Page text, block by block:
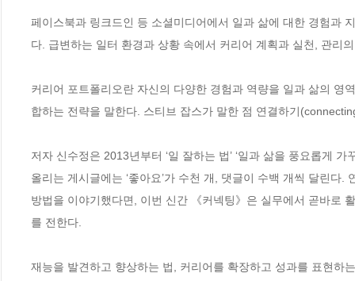
페이스북과 링크드인 등 소셜미디어에서 일과 삶에 대한 경험과
다. 급변하는 일터 환경과 상황 속에서 커리어 계획과 실천, 관리
커리어 포트폴리오란 자신의 다양한 경험과 역량을 일과 삶의
합하는 전략을 말한다. 스티브 잡스가 말한 점 연결하기
저자 신수정은 2013년부터 ‘일 잘하는 법’ ‘일과 삶을 풍요롭게
올리는 게시글에는 ‘좋아요’가 수천 개, 댓글이 수백 개씩 달린
방법을 이야기했다면, 이번 신간 《커넥팅》은 실무에서 곧바로
를 전한다.
재능을 발견하고 향상하는 법, 커리어를 확장하고 성과를 표현하